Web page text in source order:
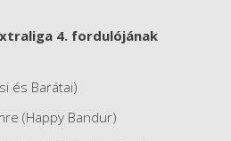
4. fordulójának
és Barátai)
(Happy Bandur)